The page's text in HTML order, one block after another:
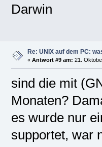
Darwin
Re: UNIX auf dem PC:
« Antwort #9 am: 21.
sind die mit
Monaten?
es wurde nur
supportet, war